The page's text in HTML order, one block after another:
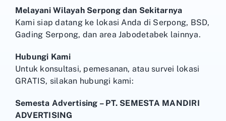
Melayani Wilayah Serpong dan Sekitarnya
Kami siap datang ke lokasi Anda di Serpong, BSD,
Gading Serpong, dan area Jabodetabek lainnya.
Hubungi Kami
Untuk konsultasi, pemesanan, atau survei lokasi
GRATIS, silakan hubungi kami:
Semesta Advertising – PT. SEMESTA MANDIRI
ADVERTISING